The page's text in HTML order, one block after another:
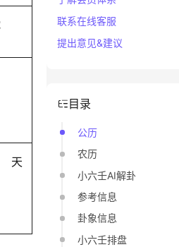
天
联系在线客服
提出意见&建议
目录
公历
农历
小六壬AI解卦
参考信息
卦象信息
小六壬排盘